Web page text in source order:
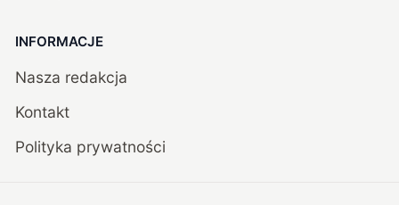
INFORMACJE
Nasza redakcja
Kontakt
Polityka prywatności